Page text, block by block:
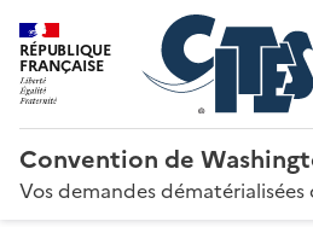
RÉPUBLIQUE
FRANÇAISE
Convention de
Vos demandes